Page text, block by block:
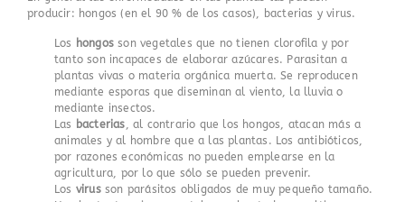
producir: hongos (en el 90 % de los casos), bacterias y virus.
Los hongosson vegetales que no tienen clorofila y por
tanto son incapaces de elaborar azúcares. Parasitan a
plantas vivas o materia orgánica muerta. Se reproducen
mediante esporas que diseminan al viento, la lluvia o
mediante insectos.
Las bacterias, al contrario que los hongos, atacan más a
animales y al hombre que a las plantas. Los antibióticos,
por razones económicas no pueden emplearse en la
agricultura, por lo que sólo se pueden prevenir.
Los virusson parásitos obligados de muy pequeño tamaño.